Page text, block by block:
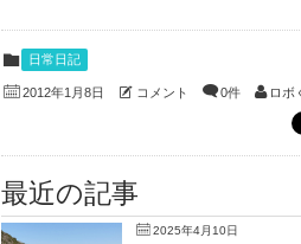
日常日記
2012年1月8日 コメント 0件 ロボ
最近の記事
2025年4月10日